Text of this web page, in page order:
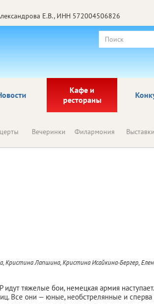
Е.В., ИНН 572004506826
Кафе и
рестораны
Вечеринки Филармония Выставки
Кристина Лапшина, Кристина Исайкина-Бергер,
идут тяжелые бои, немецкая армия
Все они — юные, необстрелянные и сперва